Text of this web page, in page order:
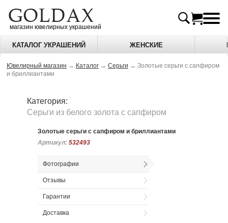
магазин ювелирных украшений
КАТАЛОГ УКРАШЕНИЙ ЖЕНСКИЕ
Ювелирный магазин → Каталог → Серьги → Золотые серьги с сапфиром
и бриллиантами
Категория:
Серьги из белого золота c сапфиром
Золотые серьги с сапфиром и бриллиантами
Артикул: 532493
Артикул: 532493
Фотографии
Отзывы
Гарантии
Доставка